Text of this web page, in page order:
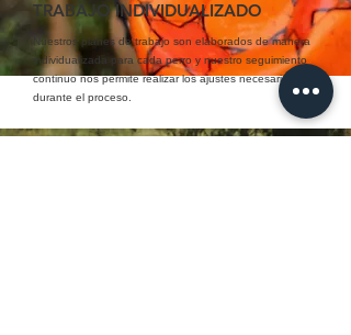
TRABAJO INDIVIDUALIZADO
Nuestros planes de trabajo son elaborados de manera
individualizada para cada perro y nuestro seguimiento
continuo nos permite realizar los ajustes necesarios
durante el proceso.